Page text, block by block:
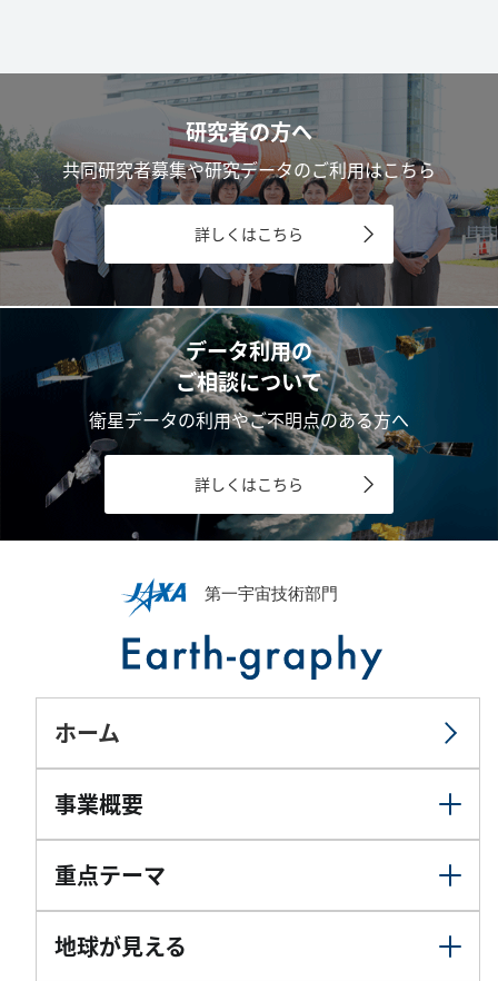
研究者の方へ
共同研究者募集や研究データのご利用はこちら
詳しくはこちら
データ利用の
ご相談について
衛星データの利用やご不明点のある方へ
詳しくはこちら
ホーム
事業概要
重点テーマ
地球が見える